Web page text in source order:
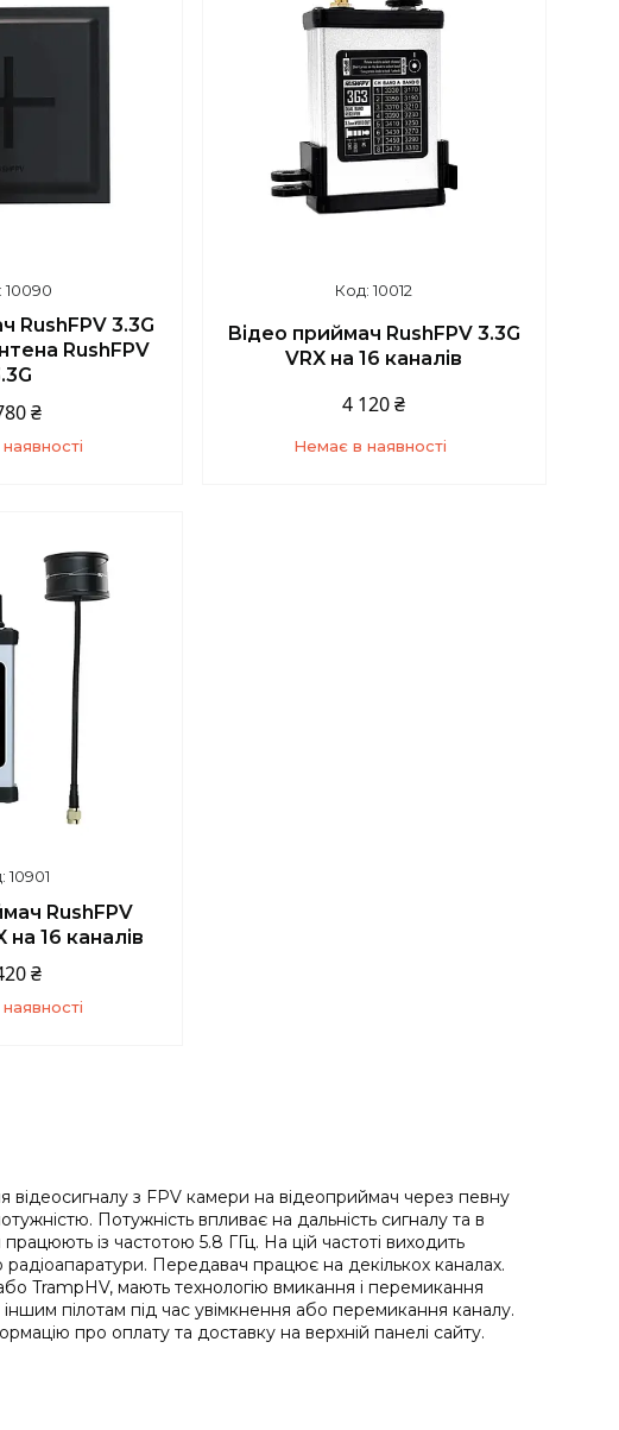
10090
RushFPV 3.3G
RushFPV
₴
10012
Відео приймач RushFPV 3.3G
VRX на 16 каналів
4 120 ₴
Немає в наявності
10901
RushFPV
на 16 каналів
₴
відеосигналу з FPV камери на відеоприймач через певну
Потужність впливає на дальність сигналу та в
із частотою 5.8 ГГц. На цій частоті виходить
радіоапаратури. Передавач працює на декількох каналах.
TrampHV, мають технологію вмикання і перемикання
пілотам під час увімкнення або перемикання каналу.
про оплату та доставку на верхній панелі сайту.